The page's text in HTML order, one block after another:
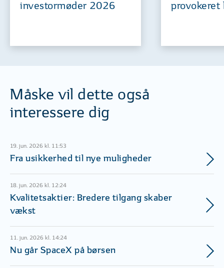
investormøder 2026
provokeret
Måske vil dette også
interessere dig
19. jun. 2026 kl. 11:53
Fra usikkerhed til nye muligheder
18. jun. 2026 kl. 12:24
Kvalitetsaktier: Bredere tilgang skaber
vækst
11. jun. 2026 kl. 14:24
Nu går SpaceX på børsen